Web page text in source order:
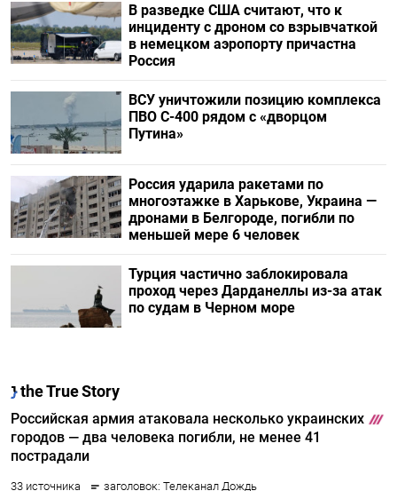
В разведке США считают, что к
инциденту с дроном со взрывчаткой
в немецком аэропорту причастна
Россия
ВСУ уничтожили позицию комплекса
ПВО С-400 рядом с «дворцом
Путина»
Россия ударила ракетами по
многоэтажке в Харькове, Украина —
дронами в Белгороде, погибли по
меньшей мере 6 человек
Турция частично заблокировала
проход через Дарданеллы из-за атак
по судам в Черном море